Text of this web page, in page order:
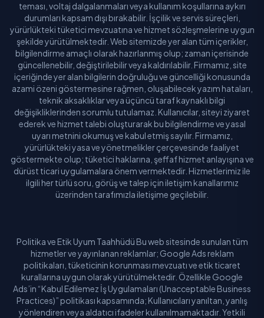
teması, voltaj dalgalanmaları veya kullanım koşullarına aykırı
durumları kapsam dışı bırakabilir. İşçilik ve servis süreçleri,
yürürlükteki tüketici mevzuatına ve hizmet sözleşmelerine uygun
şekilde yürütülmektedir. Web sitemizde yer alan tüm içerikler,
bilgilendirme amaçlı olarak hazırlanmış olup; zaman içerisinde
güncellenebilir, değiştirilebilir veya kaldırılabilir. Firmamız, site
içeriğinde yer alan bilgilerin doğruluğu ve güncelliği konusunda
azami özeni göstermesine rağmen, oluşabilecek yazım hataları,
teknik aksaklıklar veya üçüncü taraf kaynaklı bilgi
değişikliklerinden sorumlu tutulamaz. Kullanıcılar, siteyi ziyaret
ederek ve hizmet talebi oluşturarak bu bilgilendirme ve yasal
uyarı metnini okumuş ve kabul etmiş sayılır. Firmamız,
yürürlükteki yasa ve yönetmelikler çerçevesinde faaliyet
göstermekte olup; tüketici haklarına, şeffaf hizmet anlayışına ve
dürüst ticari uygulamalara önem vermektedir. Hizmetlerimiz ile
ilgili her türlü soru, görüş ve talep için iletişim kanallarımız
üzerinden tarafımızla iletişime geçilebilir.
Politika ve Etik Uyum Taahhüdü Bu web sitesinde sunulan tüm
hizmetler ve yayınlanan reklamlar; Google Ads reklam
politikaları, tüketicinin korunması mevzuatı ve etik ticaret
kurallarına uygun olarak yürütülmektedir. Özellikle Google
Ads’in “Kabul Edilemez İş Uygulamaları (Unacceptable Business
Practices)” politikası kapsamında; Kullanıcıları yanıltan, yanlış
yönlendiren veya aldatıcı ifadeler kullanılmamaktadır. Yetkili